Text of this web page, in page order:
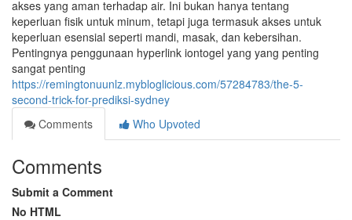
akses yang aman terhadap air. Ini bukan hanya tentang
keperluan fisik untuk minum, tetapi juga termasuk akses untuk
keperluan esensial seperti mandi, masak, dan kebersihan.
Pentingnya penggunaan hyperlink iontogel yang yang penting
sangat penting
https://remingtonuunlz.mybloglicious.com/57284783/the-5-
second-trick-for-prediksi-sydney
Comments
Who Upvoted
Comments
Submit a Comment
No HTML